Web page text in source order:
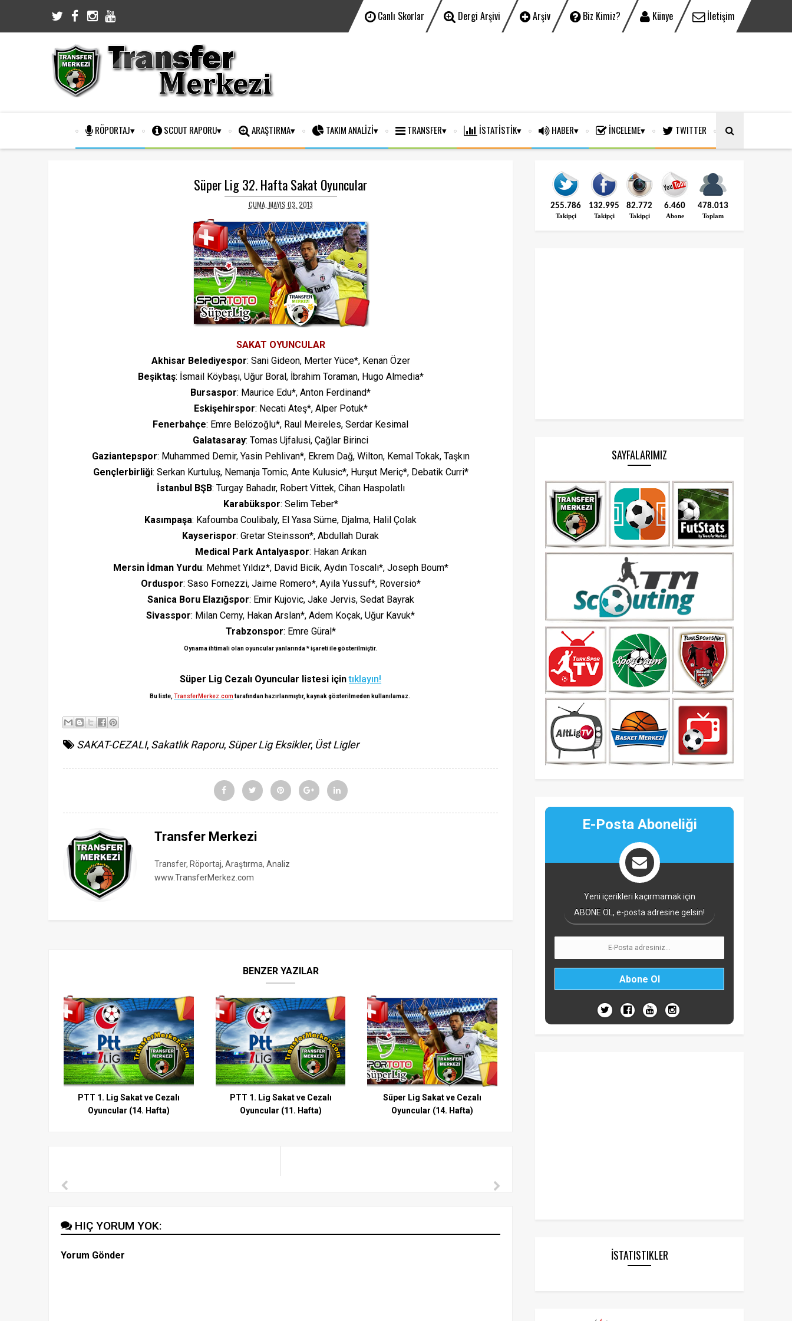
Canlı Skorlar Dergi Arşivi Arşiv Biz Kimiz? Künye İletişim
RÖPORTAJ SCOUT RAPORU ARAŞTIRMA TAKIM ANALİZİ TRANSFER İSTATİSTİK HABER İNCELEME TWITTER
Süper Lig 32. Hafta Sakat Oyuncular
CUMA, MAYIS 03, 2013
SAKAT OYUNCULAR
Akhisar Belediyespor: Sani Gideon, Merter Yüce*, Kenan Özer
Beşiktaş: İsmail Köybaşı, Uğur Boral, İbrahim Toraman, Hugo Almedia*
Bursaspor: Maurice Edu*, Anton Ferdinand*
Eskişehirspor: Necati Ateş*, Alper Potuk*
Fenerbahçe: Emre Belözoğlu*, Raul Meireles, Serdar Kesimal
Galatasaray: Tomas Ujfalusi, Çağlar Birinci
Gaziantepspor: Muhammed Demir, Yasin Pehlivan*, Ekrem Dağ, Wilton, Kemal Tokak, Taşkın
Gençlerbirliği: Serkan Kurtuluş, Nemanja Tomic, Ante Kulusic*, Hurşut Meriç*, Debatik Curri*
İstanbul BŞB: Turgay Bahadır, Robert Vittek, Cihan Haspolatlı
Karabükspor: Selim Teber*
Kasımpaşa: Kafoumba Coulibaly, El Yasa Süme, Djalma, Halil Çolak
Kayserispor: Gretar Steinsson*, Abdullah Durak
Medical Park Antalyaspor: Hakan Arıkan
Mersin İdman Yurdu: Mehmet Yıldız*, David Bicik, Aydın Toscalı*, Joseph Boum*
Orduspor: Saso Fornezzi, Jaime Romero*, Ayila Yussuf*, Roversio*
Sanica Boru Elazığspor: Emir Kujovic, Jake Jervis, Sedat Bayrak
Sivasspor: Milan Cerny, Hakan Arslan*, Adem Koçak, Uğur Kavuk*
Trabzonspor: Emre Güral*
Oynama ihtimali olan oyuncular yanlarında * işareti ile gösterilmiştir.
Süper Lig Cezalı Oyuncular listesi içintıklayın!
Bu liste,TransferMerkez.com tarafından hazırlanmıştır, kaynak gösterilmeden kullanılamaz.
SAKAT-CEZALI, Sakatlık Raporu, Süper Lig Eksikler, Üst Ligler
Transfer Merkezi
Transfer, Röportaj, Araştırma, Analiz
www.TransferMerkez.com
BENZER YAZILAR
PTT 1. Lig Sakat ve Cezalı
Oyuncular (14. Hafta)
PTT 1. Lig Sakat ve Cezalı
Oyuncular (11. Hafta)
Süper Lig Sakat ve Cezalı
Oyuncular (14. Hafta)
HIÇ YORUM YOK:
Yorum Gönder
255.786
Takipçi
132.995
Takipçi
82.772
Takipçi
6.460
Abone
478.013
Toplam
SAYFALARIMIZ
E-Posta Aboneliği
Yeni içerikleri kaçırmamak için
ABONE OL, e-posta adresine gelsin!
İSTATISTIKLER